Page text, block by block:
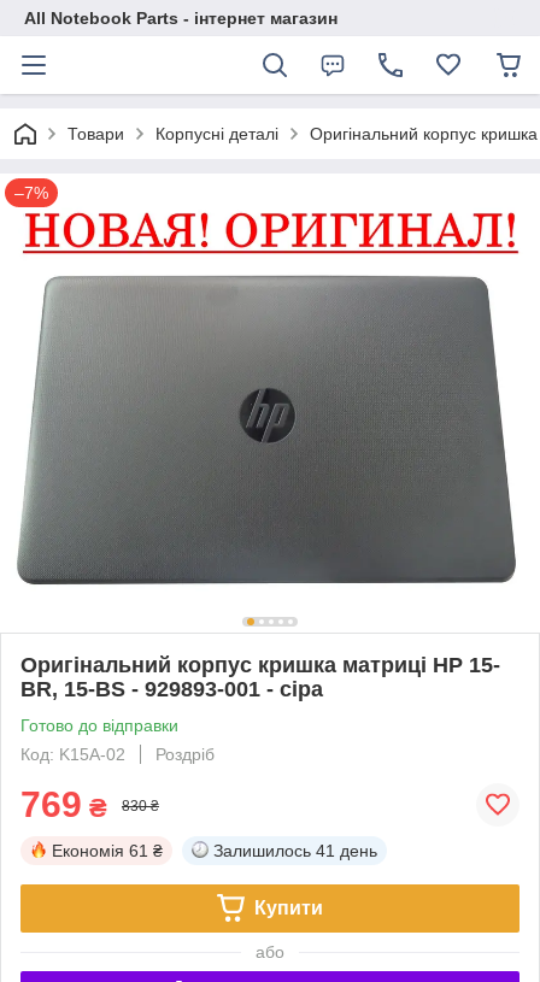
All Notebook Parts - інтернет магазин
Товари Корпусні деталі Оригінальний корпус
–7%
Оригінальний корпус кришка матриці HP 15-
BR, 15-BS - 929893-001 - сіра
Готово до відправки
Код: K15A-02
Роздріб
769 ₴ 830 ₴
Економія 61 ₴ Залишилось 41 день
Купити
або